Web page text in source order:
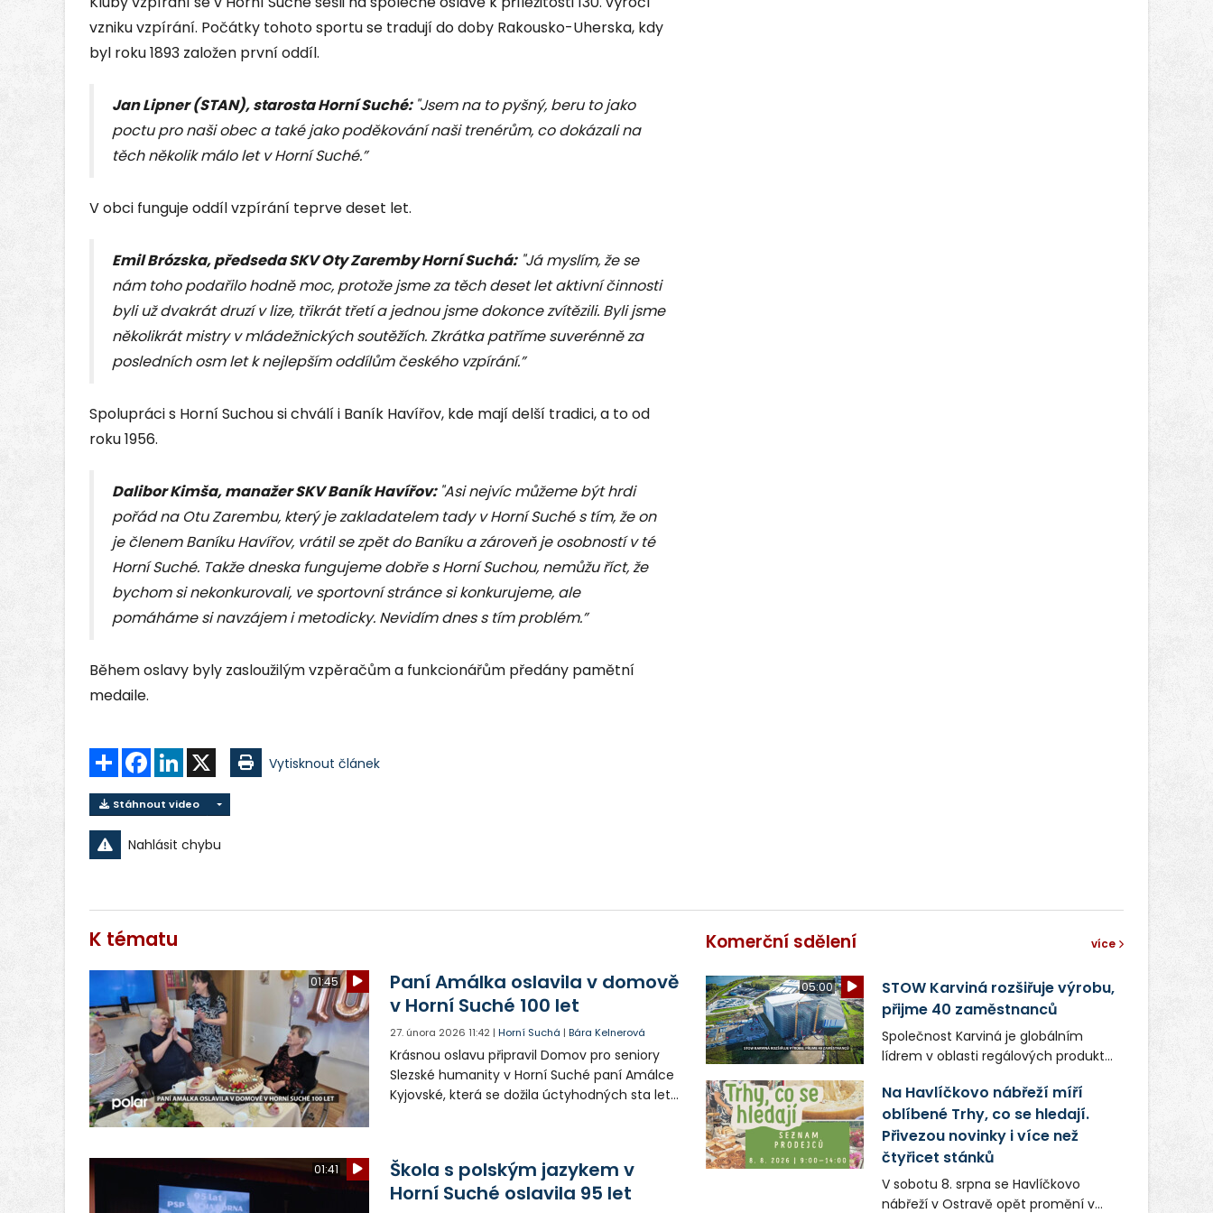
vzniku vzpírání. Počátky tohoto sportu se tradují do doby Rakousko-Uherska, kdy
byl roku 1893 založen první oddíl.
Jan Lipner (STAN), starosta Horní Suché: "Jsem na to pyšný, beru to jako
poctu pro naši obec a také jako poděkování naši trenérům, co dokázali na
těch několik málo let v Horní Suché.”
V obci funguje oddíl vzpírání teprve deset let.
Emil Brózska, předseda SKV Oty Zaremby Horní Suchá:"Já myslím, že se
nám toho podařilo hodně moc, protože jsme za těch deset let aktivní činnosti
byli už dvakrát druzí v lize, třikrát třetí a jednou jsme dokonce zvítězili. Byli jsme
několikrát mistry v mládežnických soutěžích. Zkrátka patříme suverénně za
posledních osm let k nejlepším oddílům českého vzpírání.”
Spolupráci s Horní Suchou si chválí i Baník Havířov, kde mají delší tradici, a to od
roku 1956.
Dalibor Kimša, manažer SKV Baník Havířov: "Asi nejvíc můžeme být hrdi
pořád na Otu Zarembu, který je zakladatelem tady v Horní Suché s tím, že on
je členem Baníku Havířov, vrátil se zpět do Baníku a zároveň je osobností v té
Horní Suché. Takže dneska fungujeme dobře s Horní Suchou, nemůžu říct, že
bychom si nekonkurovali, ve sportovní stránce si konkurujeme, ale
pomáháme si navzájem i metodicky. Nevidím dnes s tím problém.”
Během oslavy byly zasloužilým vzpěračům a funkcionářům předány pamětní
medaile.
Sdílet FacebookLinkedIn Vytisknout článek
Stáhnout video
Nahlásit chybu
K tématu
01:45
Paní Amálka oslavila v domově
v Horní Suché 100 let
27. února 2026 11:42 |Horní Suchá |Bára Kelnerová
Krásnou oslavu připravil Domov pro seniory
Slezské humanity v Horní Suché paní Amálce
Kyjovské, která se dožila úctyhodných sta let.
01:41
Škola s polským jazykem v
Horní Suché oslavila 95 let
Komerční sdělení více
05:00
STOW Karviná rozšiřuje výrobu,
přijme 40 zaměstnanců
Společnost Karviná je globálním
lídrem v oblasti regálových produktů
zaměstnavatelem na Karvinsku a
firmou s obrovským potenciálem.
Na Havlíčkovo nábřeží míří
oblíbené Trhy, co se hledají.
Přivezou novinky i více než
čtyřicet stánků
V sobotu 8. srpna se Havlíčkovo
nábřeží v Ostravě opět promění v